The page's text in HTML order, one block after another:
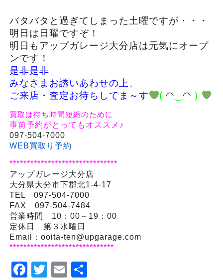
バタバタと過ぎてしまった土曜ですが・・・
明日は日曜ですぞ！
明日もアップガレージ大分店は元気にオープ
ンです！
是非是非
みなさまお誘いあわせの上、
ご来店・査定お待ちしてま～す
( ◠ ◠ )
買取は待ち時間短縮のために
事前予約がとってもオススメ♪
097-504-7000
WEB買取り予約
*******************************
アップガレージ大分店
大分県大分市下郡北1-4-17
TEL 097-504-7000
FAX 097-504-7484
営業時間 10：00～19：00
定休日 第３水曜日
Email：ooita-ten@upgarage.com
******************************
Facebook
Twitter
EmailShare